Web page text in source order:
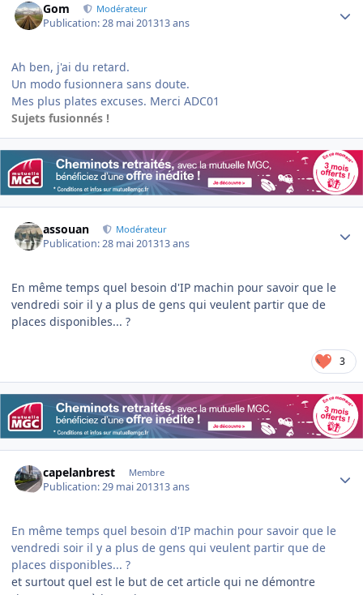
Gom Modérateur
Publication:28 mai 201313 ans
Ah ben, j'ai du retard.
Un modo fusionnera sans doute.
Mes plus plates excuses. Merci ADC01
Sujets fusionnés !
assouan Modérateur
Publication:28 mai 201313 ans
En même temps quel besoin d'IP machin pour savoir que le
vendredi soir il y a plus de gens qui veulent partir que de
places disponibles... ?
3
capelanbrest Membre
Publication:29 mai 201313 ans
En même temps quel besoin d'IP machin pour savoir que le
vendredi soir il y a plus de gens qui veulent partir que de
places disponibles... ?
et surtout quel est le but de cet article qui ne démontre